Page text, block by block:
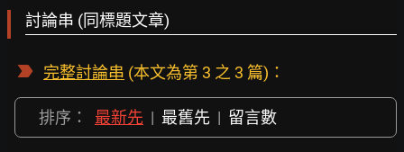
討論串 (同標題文章)
完整討論串 (本文為第 3 之 3 篇)：
排序： 最新先 | 最舊先 | 留言數